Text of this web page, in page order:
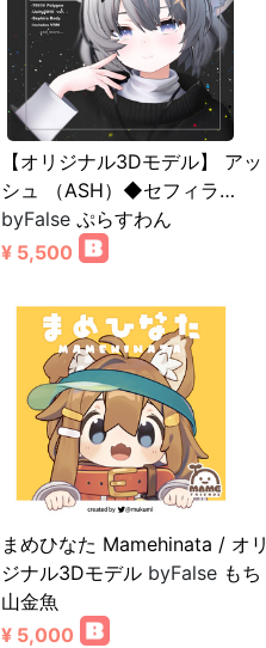
【オリジナル3Dモデル】 アッ
シュ （ASH）◆セフィラ…
byFalse ぷらすわん
¥ 5,500
まめひなた Mamehinata / オリ
ジナル3Dモデル byFalse もち
山金魚
¥ 5,000